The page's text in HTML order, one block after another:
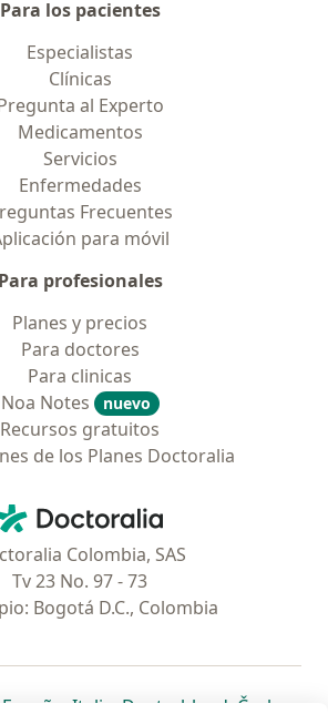
Para los pacientes
Especialistas
Clínicas
al Experto
Medicamentos
Servicios
Enfermedades
Frecuentes
para móvil
Para profesionales
Planes y precios
Para doctores
Para clinicas
Noa Notes
nuevo
Recursos gratuitos
de los Planes Doctoralia
Doctoralia - Página de inicio
Colombia, SAS
Tv 23 No. 97 - 73
Bogotá D.C., Colombia
una nueva pestaña
se abre en una nueva pestaña
España se abre en una nueva pestaña
Italia se abre en una nueva
Deutschlandse abre en
Česko